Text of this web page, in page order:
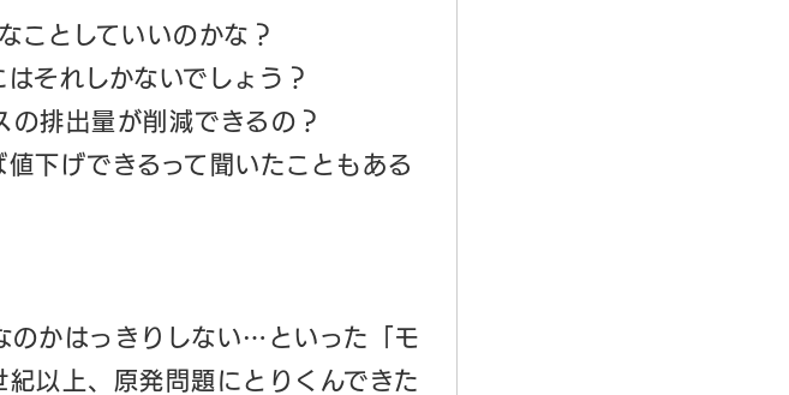
ことしていいのかな？
それしかないでしょう？
の排出量が削減できるの？
下げできるって聞いたこともある
のかはっきりしない…といった「モ
以上、原発問題にとりくんできた